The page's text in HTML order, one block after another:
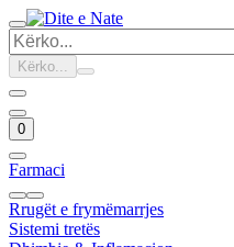
Kërko...
0
Farmaci
Rrugët e frymëmarrjes
Sistemi tretës